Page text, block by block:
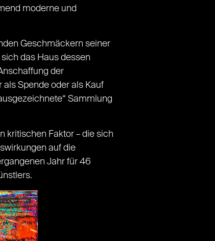
moderne und
Geschmäckern seiner
das Haus dessen
der
Spende oder als Kauf
Sammlung
kritischen Faktor – die sich
auf die
Jahr für 46